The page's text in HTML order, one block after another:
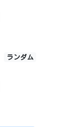
ランダム